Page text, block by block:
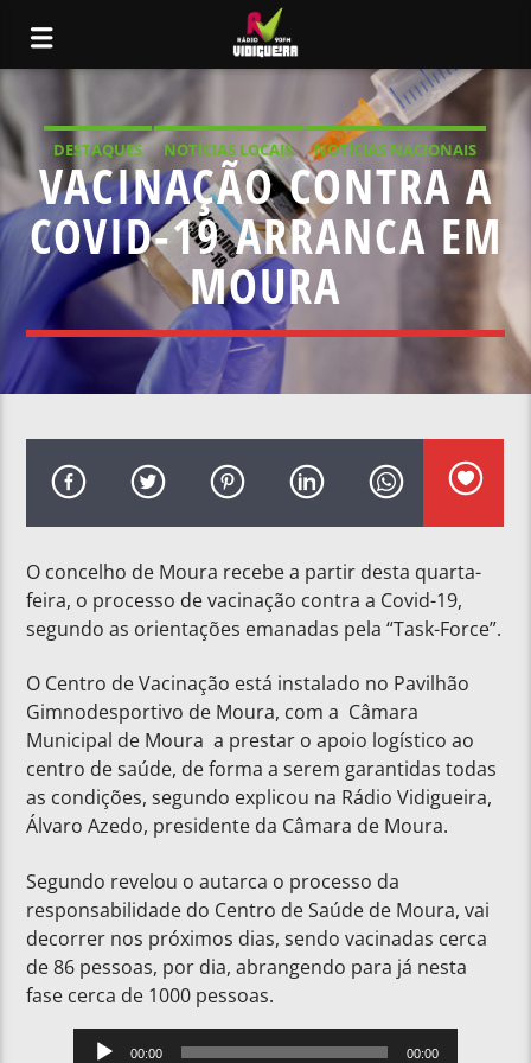
DESTAQUES NOTÍCIAS LOCAIS NOTÍCIAS NACIONAIS
VACINAÇÃO CONTRA A
COVID-19 ARRANCA EM
MOURA
O concelho de Moura recebe a partir desta quarta-
feira, o processo de vacinação contra a Covid-19,
segundo as orientações emanadas pela “Task-Force”.
O Centro de Vacinação está instalado no Pavilhão
Gimnodesportivo de Moura, com a Câmara
Municipal de Moura a prestar o apoio logístico ao
centro de saúde, de forma a serem garantidas todas
as condições, segundo explicou na Rádio Vidigueira,
Álvaro Azedo, presidente da Câmara de Moura.
Segundo revelou o autarca o processo da
responsabilidade do Centro de Saúde de Moura, vai
decorrer nos próximos dias, sendo vacinadas cerca
de 86 pessoas, por dia, abrangendo para já nesta
fase cerca de 1000 pessoas.
Reprodutor
00:00 00:00